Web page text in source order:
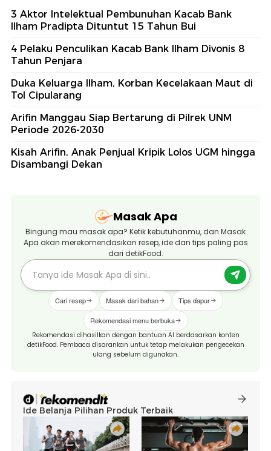
3 Aktor Intelektual Pembunuhan Kacab Bank
Ilham Pradipta Dituntut 15 Tahun Bui
4 Pelaku Penculikan Kacab Bank Ilham Divonis 8
Tahun Penjara
Duka Keluarga Ilham, Korban Kecelakaan Maut di
Tol Cipularang
Arifin Manggau Siap Bertarung di Pilrek UNM
Periode 2026-2030
Kisah Arifin, Anak Penjual Kripik Lolos UGM hingga
Disambangi Dekan
Masak Apa
Bingung mau masak apa? Ketik kebutuhanmu, dan Masak
Apa akan merekomendasikan resep, ide dan tips paling pas
dari detikFood.
Cari resep Masak dari bahan Tips dapur
Rekomendasi menu berbuka
Rekomendasi dihasilkan dengan bantuan AI berdasarkan konten
detikFood. Pembaca disarankan untuk tetap melakukan pengecekan
ulang sebelum digunakan.